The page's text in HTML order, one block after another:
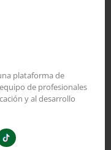
plataforma de
de profesionales
y al desarrollo